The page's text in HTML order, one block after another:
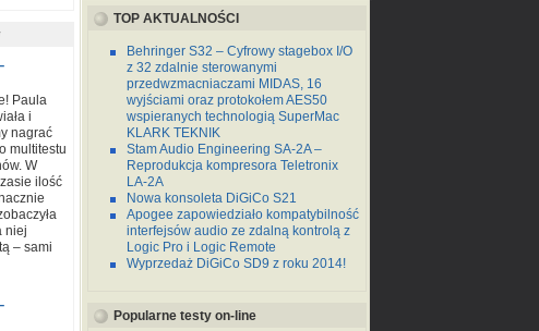
Paula
i
nagrać
multitestu
W
ilość
niej
– sami
TOP AKTUALNOŚCI
Behringer S32 – Cyfrowy stagebox I/O
z 32 zdalnie sterowanymi
przedwzmacniaczami MIDAS, 16
wyjściami oraz protokołem AES50
wspieranych technologią SuperMac
KLARK TEKNIK
Stam Audio Engineering SA-2A –
Reprodukcja kompresora Teletronix
LA-2A
Nowa konsoleta DiGiCo S21
Apogee zapowiedziało kompatybilność
interfejsów audio ze zdalną kontrolą z
Logic Pro i Logic Remote
Wyprzedaż DiGiCo SD9 z roku 2014!
Popularne testy on-line